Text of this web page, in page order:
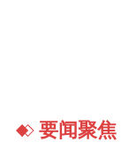
要闻聚焦